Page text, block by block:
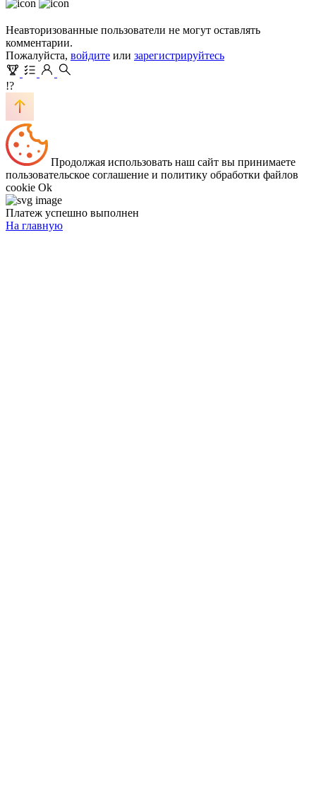
Неавторизованные пользователи не могут оставлять
комментарии.
Пожалуйста, войдите или зарегистрируйтесь
!?
Продолжая использовать наш сайт вы принимаете
пользовательское соглашение и политику обработки файлов
cookie Ok
Платеж успешно выполнен
На главную